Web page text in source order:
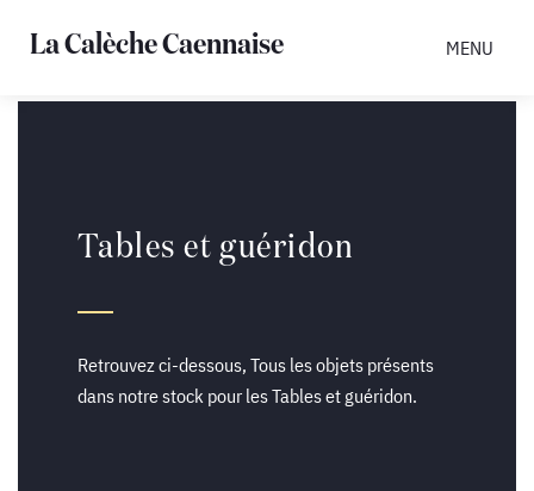
La Calèche Caennaise MENU
Tables et guéridon
Retrouvez ci-dessous, Tous les objets présents
dans notre stock pour les Tables et guéridon.